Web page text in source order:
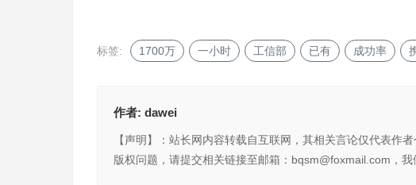
标签: 1700万 一小时 工信部 已有 成功率
作者: dawei
【声明】：站长网内容转载自互联网，其相关言论仅代表作
版权问题，请提交相关链接至邮箱：bqsm@foxmail.com，我